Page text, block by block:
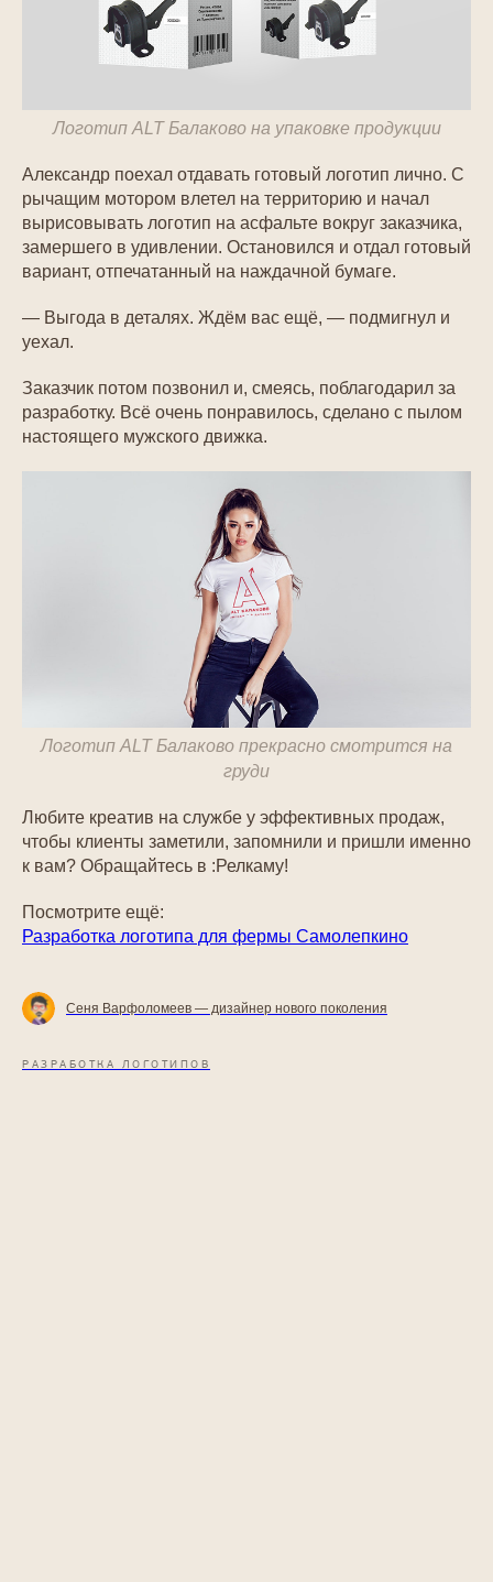
Логотип ALT Балаково на упаковке продукции
Александр поехал отдавать готовый логотип лично. С
рычащим мотором влетел на территорию и начал
вырисовывать логотип на асфальте вокруг заказчика,
замершего в удивлении. Остановился и отдал готовый
вариант, отпечатанный на наждачной бумаге.
— Выгода в деталях. Ждём вас ещё, — подмигнул и
уехал.
Заказчик потом позвонил и, смеясь, поблагодарил за
разработку. Всё очень понравилось, сделано с пылом
настоящего мужского движка.
Логотип ALT Балаково прекрасно смотрится на
груди
Любите креатив на службе у эффективных продаж,
чтобы клиенты заметили, запомнили и пришли именно
к вам? Обращайтесь в :Релкаму!
Посмотрите ещё:
Разработка логотипа для фермы Самолепкино
Сеня Варфоломеев — дизайнер нового поколения
РАЗРАБОТКА ЛОГОТИПОВ